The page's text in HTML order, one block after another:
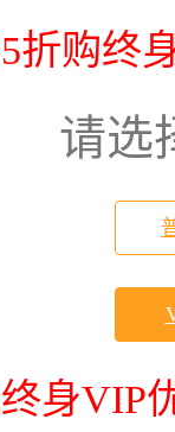
折购终
请选
身VIP